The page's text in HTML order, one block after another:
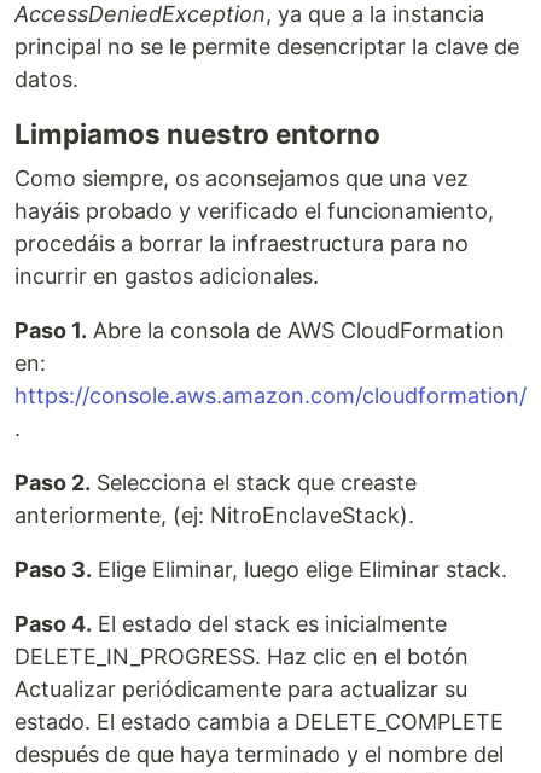
AccessDeniedException, ya que a la instancia
principal no se le permite desencriptar la clave de
datos.
Limpiamos nuestro entorno
Como siempre, os aconsejamos que una vez
hayáis probado y verificado el funcionamiento,
procedáis a borrar la infraestructura para no
incurrir en gastos adicionales.
Paso 1. Abre la consola de AWS CloudFormation
en:
https://console.aws.amazon.com/cloudformation/
.
Paso 2. Selecciona el stack que creaste
anteriormente, (ej: NitroEnclaveStack).
Paso 3. Elige Eliminar, luego elige Eliminar stack.
Paso 4. El estado del stack es inicialmente
DELETE_IN_PROGRESS. Haz clic en el botón
Actualizar periódicamente para actualizar su
estado. El estado cambia a DELETE_COMPLETE
después de que haya terminado y el nombre del